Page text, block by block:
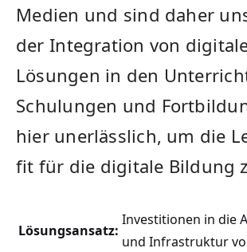
⁤Medien und⁢ sind daher
der ⁢Integration von
Lösungen ⁣in den‌
⁢Schulungen und
hier unerlässlich,‌ um die
fit für die digitale Bildung
Lösungsansatz:
Investitionen in ⁣die
⁤und Infrastruktur